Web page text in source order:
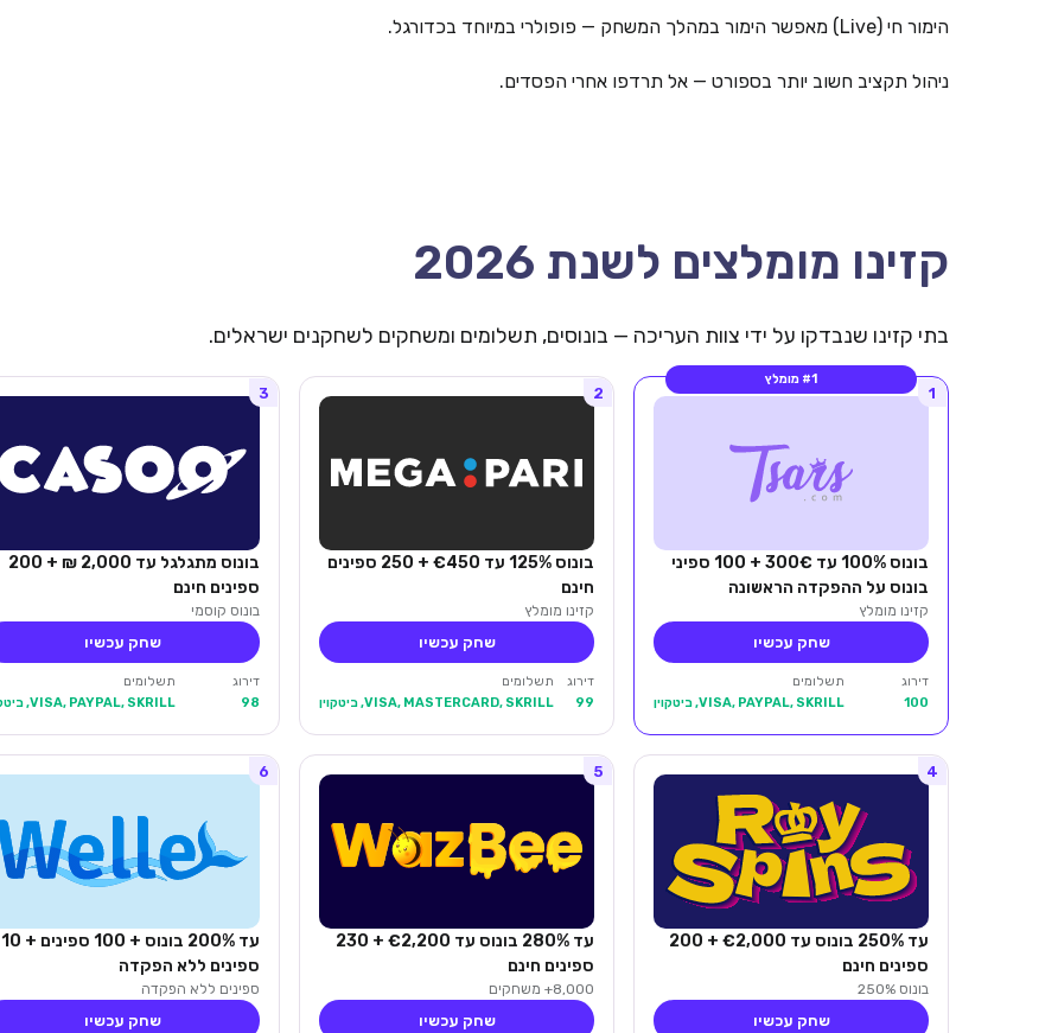
הימור חי (Live) מאפשר הימור במהלך המשחק — פופולרי במיוחד בכדורגל.
ניהול תקציב חשוב יותר בספורט — אל תרדפו אחרי הפסדים.
קזינו מומלצים לשנת 2026
בתי קזינו שנבדקו על ידי צוות העריכה — בונוסים, תשלומים ומשחקים לשחקנים ישראלים.
#1 מומלץ
1
בונוס 100% עד 300€ + 100 ספיני
בונוס על ההפקדה הראשונה
קזינו מומלץ
שחק עכשיו
דירוג
100
תשלומים
VISA, PAYPAL, SKRILL, ביטקוין
2
בונוס 125% עד €450 + 250 ספינים
חינם
קזינו מומלץ
שחק עכשיו
דירוג
99
תשלומים
VISA, MASTERCARD, SKRILL, ביטקוין
3
בונוס מתגלגל עד 2,000 ₪ + 200
ספינים חינם
בונוס קוסמי
שחק עכשיו
דירוג
98
תשלומים
VISA, PAYPAL, SKRILL, ביטקוין
4
עד 250% בונוס עד €2,000 + 200
ספינים חינם
בונוס 250%
שחק עכשיו
5
עד 280% בונוס עד €2,200 + 230
ספינים חינם
8,000+ משחקים
שחק עכשיו
6
עד 200% בונוס + 100 ספינים + 10
ספינים ללא הפקדה
ספינים ללא הפקדה
שחק עכשיו